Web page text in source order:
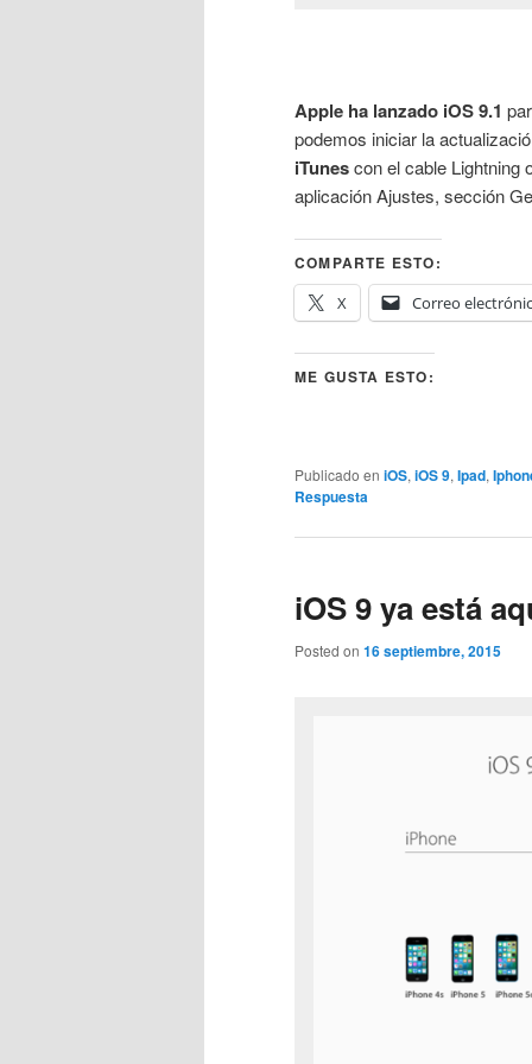
Apple ha lanzado iOS 9.1
podemos iniciar la
iTunescon el cable Lightning
aplicación Ajustes, sección
COMPARTE ESTO:
X
Correo
ME GUSTA ESTO:
Publicado en iOS,iOS 9,Ipad,
Respuesta
iOS 9 ya está
Posted on 16 septiembre, 2015